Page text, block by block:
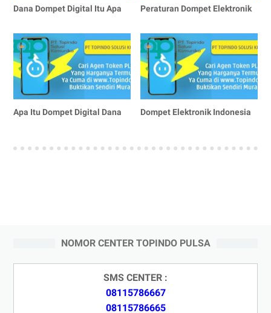
Dana Dompet Digital Itu Apa Peraturan Dompet Elektronik
Apa Itu Dompet Digital Dana Dompet Elektronik Indonesia
NOMOR CENTER TOPINDO PULSA
SMS CENTER :
08115786667
08115786665